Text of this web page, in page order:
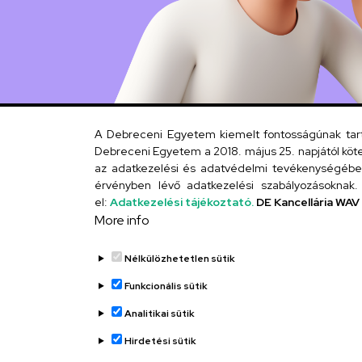
A Debreceni Egyetem kiemelt fontosságúnak
Debreceni Egyetem a 2018. május 25. napjától
az adatkezelési és adatvédelmi
érvényben lévő adatkezelési
el: Adatkezelési tájékoztató. DE Kancellária
More info
Nélkülözhetetlen sütik
Funkcionális sütik
Analitikai sütik
Hirdetési sütik